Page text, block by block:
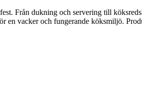
Från dukning och servering till
en vacker och fungerande köksmiljö.